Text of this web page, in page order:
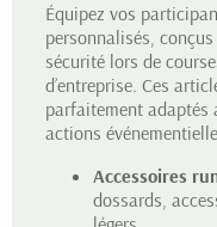
Équipez vos
personnalisés,
sécurité lors de
d’entreprise. Ces
parfaitement
actions
Accessoires
dossards,